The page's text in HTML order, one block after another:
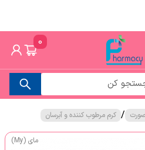
0
/ کرم مرطوب کننده و آبرسان
مای (My)